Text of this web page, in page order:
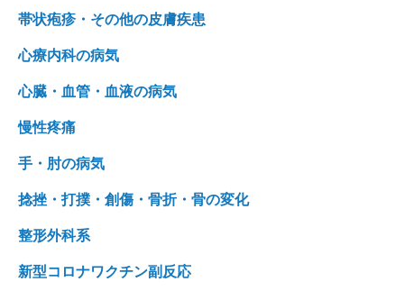
帯状疱疹・その他の皮膚疾患
心療内科の病気
心臓・血管・血液の病気
慢性疼痛
手・肘の病気
捻挫・打撲・創傷・骨折・骨の変化
整形外科系
新型コロナワクチン副反応